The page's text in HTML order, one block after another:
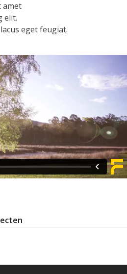
amet
elit.
eget feugiat.